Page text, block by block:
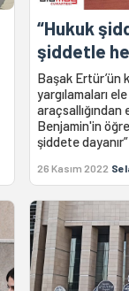
“Hukuk
şiddetle
Başak Ertür’ün
yargılamaları
Benjamin'in
şiddete
26 Kasım 2022